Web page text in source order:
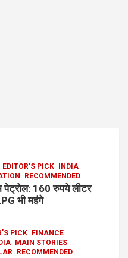
EDITOR'S PICK
INDIA
RECOMMENDED
पेट्रोल: 160 रुपये लीटर
भी महंगे
PICK
FINANCE
MAIN STORIES
RECOMMENDED